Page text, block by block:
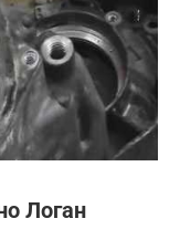
Логан